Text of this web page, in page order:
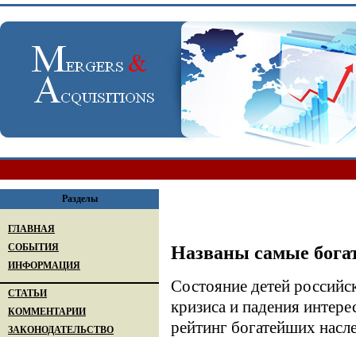
Разделы
ГЛАВНАЯ
СОБЫТИЯ
ИНФОРМАЦИЯ
СТАТЬИ
КОММЕНТАРИИ
ЗАКОНОДАТЕЛЬСТВО
Названы самые
Состояние детей
кризиса и падения
рейтинг богатейших